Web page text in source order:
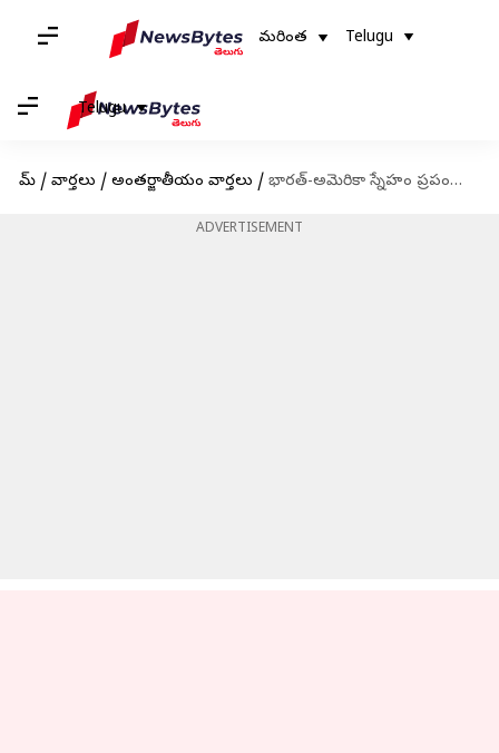
మరింత Telugu
Telugu
హోమ్ / వార్తలు / అంతర్జాతీయం వార్తలు / భారత్-అమెరికా స్నేహం ప్రపంచంలోనే అత్యంత కీలకమైనది: బైడెన్
ADVERTISEMENT